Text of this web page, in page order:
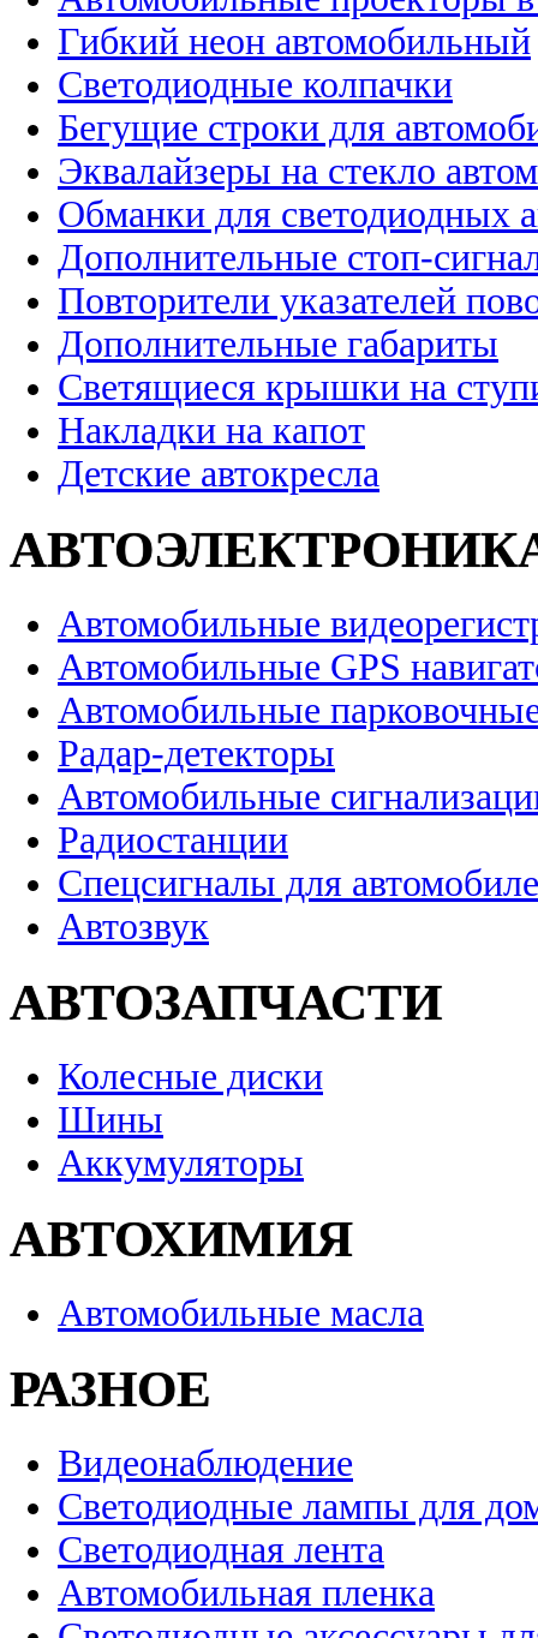
Гибкий неон автомобильный
Светодиодные колпачки
Бегущие строки для
Эквалайзеры на стекло
Обманки для светодиодных
Дополнительные стоп-
Повторители указателей
Дополнительные габариты
Светящиеся крышки на
Накладки на капот
Детские автокресла
Автомобильные
Автомобильные GPS
Автомобильные
Радар-детекторы
Автомобильные
Радиостанции
Спецсигналы для
Автозвук
АВТОЗАПЧАСТИ
Колесные диски
Шины
Аккумуляторы
АВТОХИМИЯ
Автомобильные масла
РАЗНОЕ
Видеонаблюдение
Светодиодные лампы для
Светодиодная лента
Автомобильная пленка